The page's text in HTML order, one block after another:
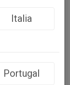
Italia
Portugal